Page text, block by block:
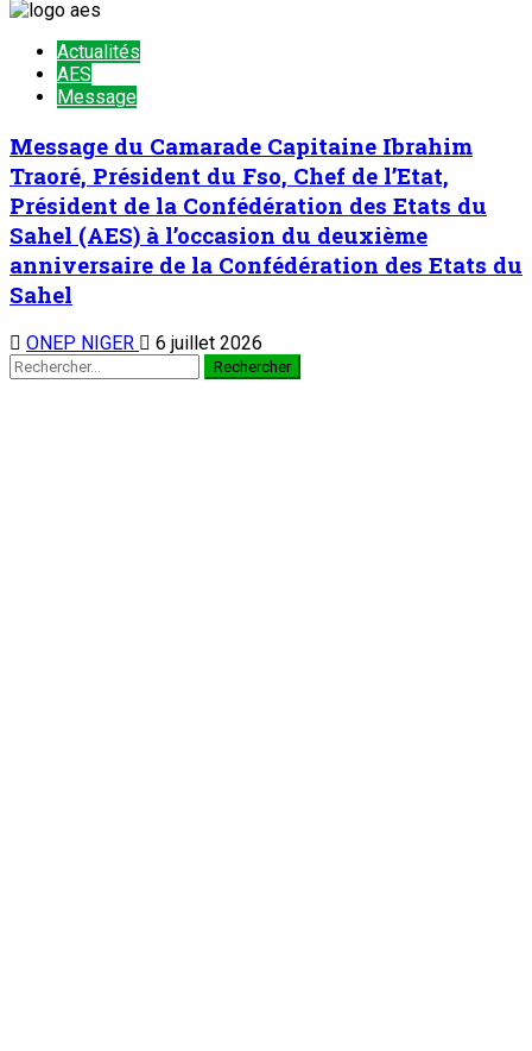
Actualités
AES
Message
Message du Camarade Capitaine Ibrahim
Traoré, Président du Fso, Chef de l’Etat,
Président de la Confédération des Etats du
Sahel (AES) à l’occasion du deuxième
anniversaire de la Confédération des Etats du
Sahel
ONEP NIGER
6 juillet 2026
Rechercher :